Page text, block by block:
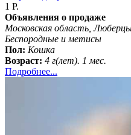
1 Р.
Объявления о продаже
Московская область,
Беспородные и метисы
Пол: Кошка
Возраст: 4 г(лет). 1 мес.
Подробнее...